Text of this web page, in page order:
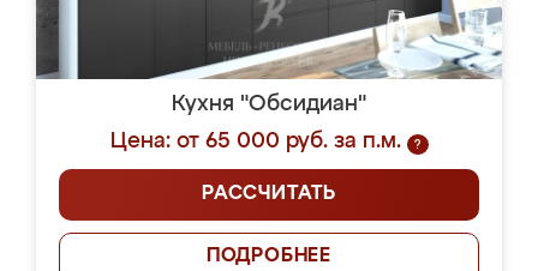
Кухня "Обсидиан"
Цена: от 65 000 руб. за п.м.
?
РАССЧИТАТЬ
ПОДРОБНЕЕ